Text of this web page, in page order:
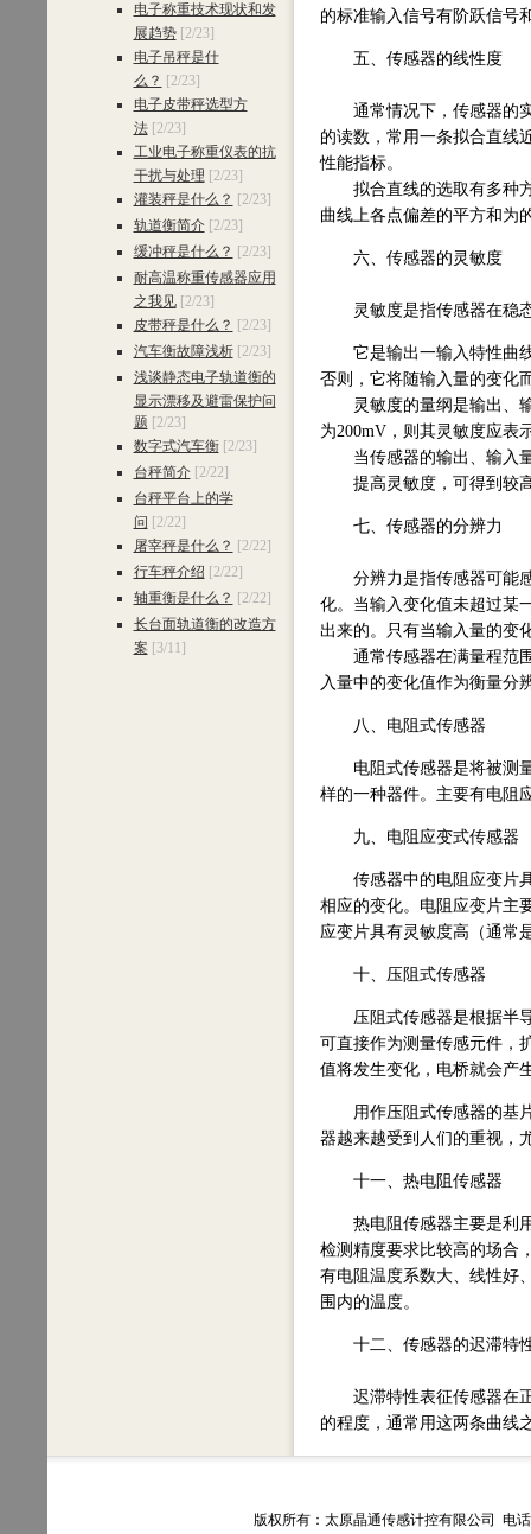
电子称重技术现状和发
展趋势 [2/23]
电子吊秤是什
么？ [2/23]
电子皮带秤选型方
法 [2/23]
工业电子称重仪表的抗
干扰与处理 [2/23]
灌装秤是什么？ [2/23]
轨道衡简介 [2/23]
缓冲秤是什么？ [2/23]
耐高温称重传感器应用
之我见 [2/23]
皮带秤是什么？ [2/23]
汽车衡故障浅析 [2/23]
浅谈静态电子轨道衡的
显示漂移及避雷保护问
题 [2/23]
数字式汽车衡 [2/23]
台秤简介 [2/22]
台秤平台上的学
问 [2/22]
屠宰秤是什么？ [2/22]
行车秤介绍 [2/22]
轴重衡是什么？ [2/22]
长台面轨道衡的改造方
案 [3/11]
的标准输入信号有阶跃信号
五、传感器的线性度
通常情况下，传感器的实
的读数，常用一条拟合直线
性能指标。
拟合直线的选取有多种方
曲线上各点偏差的平方和为
六、传感器的灵敏度
灵敏度是指传感器在稳
它是输出一输入特性曲线
否则，它将随输入量的变化
灵敏度的量纲是输出、输
为200mV，则其灵敏度应表
当传感器的输出、输入量
提高灵敏度，可得到较高
七、传感器的分辨力
分辨力是指传感器可能感
化。当输入变化值未超过某
出来的。只有当输入量的变
通常传感器在满量程范围
入量中的变化值作为衡量分
八、电阻式传感器
电阻式传感器是将被测量
样的一种器件。主要有电阻
九、电阻应变式传感器
传感器中的电阻应变片具
相应的变化。电阻应变片主
应变片具有灵敏度高（通常
十、压阻式传感器
压阻式传感器是根据半导
可直接作为测量传感元件，
值将发生变化，电桥就会产
用作压阻式传感器的基片
器越来越受到人们的重视，
十一、热电阻传感器
热电阻传感器主要是利用
检测精度要求比较高的场合
有电阻温度系数大、线性好
围内的温度。
十二、传感器的迟滞特
迟滞特性表征传感器在正
的程度，通常用这两条曲线
版权所有：太原晶通传感计控有限公司 电